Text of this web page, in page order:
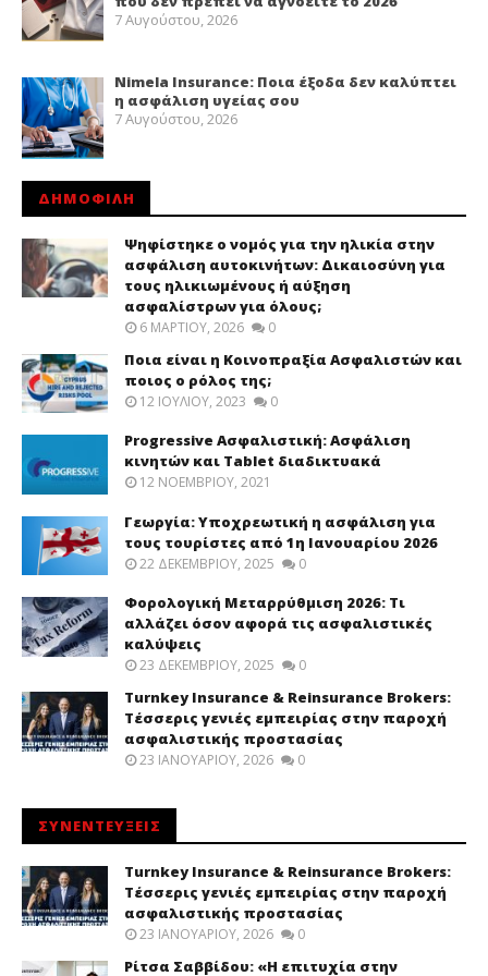
7 Αυγούστου, 2026
Nimela Insurance: Ποια έξοδα δεν καλύπτει
η ασφάλιση υγείας σου
7 Αυγούστου, 2026
ΔΗΜΟΦΙΛΗ
Ψηφίστηκε ο νομός για την ηλικία στην
ασφάλιση αυτοκινήτων: Δικαιοσύνη για
τους ηλικιωμένους ή αύξηση
ασφαλίστρων για όλους;
6 ΜΑΡΤΊΟΥ, 2026 0
Ποια είναι η Κοινοπραξία Ασφαλιστών και
ποιος ο ρόλος της;
12 ΙΟΥΛΊΟΥ, 2023 0
Progressive Ασφαλιστική: Ασφάλιση
κινητών και Tablet διαδικτυακά
12 ΝΟΕΜΒΡΊΟΥ, 2021
Γεωργία: Υποχρεωτική η ασφάλιση για
τους τουρίστες από 1η Ιανουαρίου 2026
22 ΔΕΚΕΜΒΡΊΟΥ, 2025 0
Φορολογική Μεταρρύθμιση 2026: Τι
αλλάζει όσον αφορά τις ασφαλιστικές
καλύψεις
23 ΔΕΚΕΜΒΡΊΟΥ, 2025 0
Turnkey Insurance & Reinsurance Brokers:
Τέσσερις γενιές εμπειρίας στην παροχή
ασφαλιστικής προστασίας
23 ΙΑΝΟΥΑΡΊΟΥ, 2026 0
ΣΥΝΕΝΤΕΥΞΕΙΣ
Turnkey Insurance & Reinsurance Brokers:
Τέσσερις γενιές εμπειρίας στην παροχή
ασφαλιστικής προστασίας
23 ΙΑΝΟΥΑΡΊΟΥ, 2026 0
Ρίτσα Σαββίδου: «Η επιτυχία στην